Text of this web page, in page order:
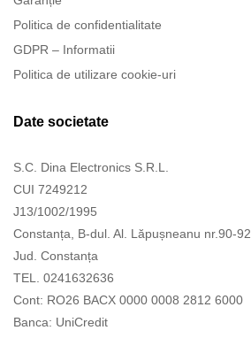
Politica de confidentialitate
GDPR – Informatii
Politica de utilizare cookie-uri
Date societate
S.C. Dina Electronics S.R.L.
CUI 7249212
J13/1002/1995
Constanța, B-dul. Al. Lăpușneanu nr.90-92,
Jud. Constanța
TEL. 0241632636
Cont: RO26 BACX 0000 0008 2812 6000
Banca: UniCredit